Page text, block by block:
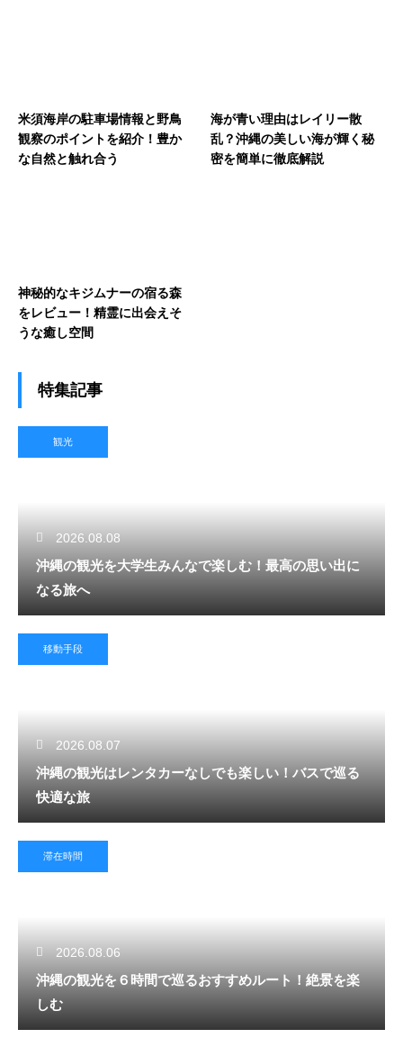
米須海岸の駐車場情報と野鳥
観察のポイントを紹介！豊か
な自然と触れ合う
海が青い理由はレイリー散
乱？沖縄の美しい海が輝く秘
密を簡単に徹底解説
神秘的なキジムナーの宿る森
をレビュー！精霊に出会えそ
うな癒し空間
特集記事
観光
2026.08.08
沖縄の観光を大学生みんなで楽しむ！最高の思い出に
なる旅へ
移動手段
2026.08.07
沖縄の観光はレンタカーなしでも楽しい！バスで巡る
快適な旅
滞在時間
2026.08.06
沖縄の観光を６時間で巡るおすすめルート！絶景を楽
しむ